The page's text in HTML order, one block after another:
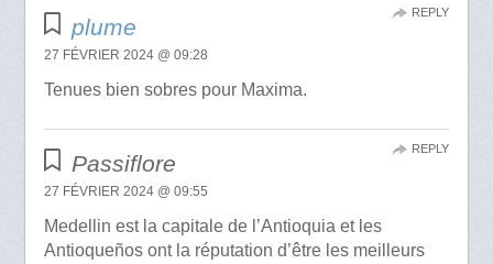
plume
27 FÉVRIER 2024 @ 09:28
Tenues bien sobres pour Maxima.
REPLY
Passiflore
27 FÉVRIER 2024 @ 09:55
Medellin est la capitale de l’Antioquia et les
Antioqueños ont la réputation d’être les meilleurs
REPLY